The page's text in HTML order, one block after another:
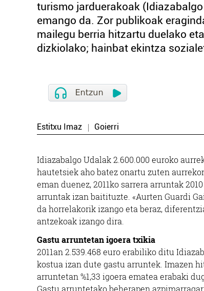
turismo jarduerakoak
emango da. Zor publikoak
mailegu berria hitzartu duelako
dizkiolako; hainbat ekintza
Estitxu Imaz Goierri
Idiazabalgo Udalak 2.600.000 euroko
hautetsiek aho batez onartu zuten
eman duenez, 2011ko sarrera arruntak
arruntak izan baitituzte. «Aurten Guardi
da horrelakorik izango eta beraz,
antzekoak izango dira.
Gastu arruntetan igoera txikia
2011an 2.539.468 euro erabiliko ditu
kostua izan dute gastu arruntek. Imazen
arruntetan %1,33 igoera ematea erabaki
Gastu arruntetako beherapen